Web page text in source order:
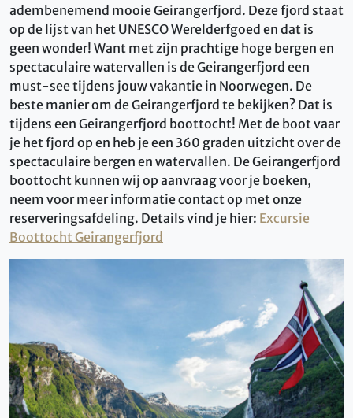
adembenemend mooie Geirangerfjord. Deze fjord staat
op de lijst van het UNESCO Werelderfgoed en dat is
geen wonder! Want met zijn prachtige hoge bergen en
spectaculaire watervallen is de Geirangerfjord een
must-see tijdens jouw vakantie in Noorwegen. De
beste manier om de Geirangerfjord te bekijken? Dat is
tijdens een Geirangerfjord boottocht! Met de boot vaar
je het fjord op en heb je een 360 graden uitzicht over de
spectaculaire bergen en watervallen. De Geirangerfjord
boottocht kunnen wij op aanvraag voor je boeken,
neem voor meer informatie contact op met onze
reserveringsafdeling. Details vind je hier: Excursie
Boottocht Geirangerfjord